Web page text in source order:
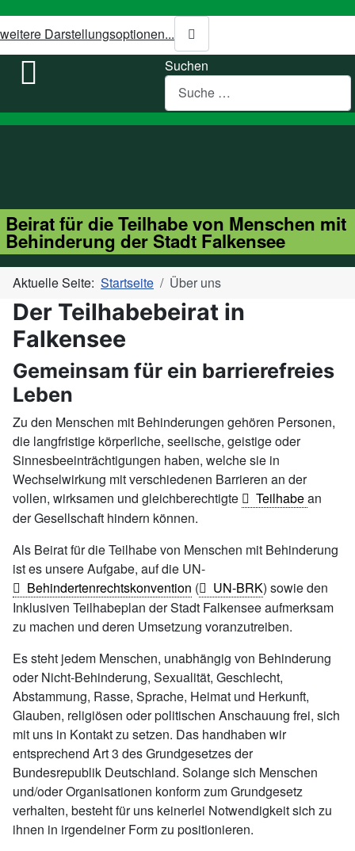
weitere Darstellungsoptionen...
Suchen
Beirat für die Teilhabe von Menschen mit
Behinderung der Stadt Falkensee
Aktuelle Seite: Startseite Über uns
Der Teilhabebeirat in
Falkensee
Gemeinsam für ein barrierefreies
Leben
Zu den Menschen mit Behinderungen gehören Personen,
die langfristige körperliche, seelische, geistige oder
Sinnesbeeinträchtigungen haben, welche sie in
Wechselwirkung mit verschiedenen Barrieren an der
vollen, wirksamen und gleichberechtigte
Teilhabean
der Gesellschaft hindern können.
Als Beirat für die Teilhabe von Menschen mit Behinderung
ist es unsere Aufgabe, auf die UN-
Behindertenrechtskonvention ( UN-BRK) sowie den
Inklusiven Teilhabeplan der Stadt Falkensee aufmerksam
zu machen und deren Umsetzung voranzutreiben.
Es steht jedem Menschen, unabhängig von Behinderung
oder Nicht-Behinderung, Sexualität, Geschlecht,
Abstammung, Rasse, Sprache, Heimat und Herkunft,
Glauben, religiösen oder politischen Anschauung frei, sich
mit uns in Kontakt zu setzen. Das handhaben wir
entsprechend Art 3 des Grundgesetzes der
Bundesrepublik Deutschland. Solange sich Menschen
und/oder Organisationen konform zum Grundgesetz
verhalten, besteht für uns keinerlei Notwendigkeit sich zu
ihnen in irgendeiner Form zu positionieren.